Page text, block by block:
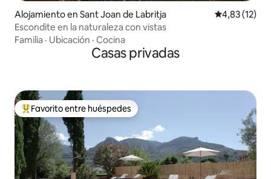
Alojamiento en Sant Joan de Labritja Calificación
4,83 (12)
Escondite en la naturaleza con vistas
Familia · Ubicación · Cocina
Casas privadas
Favorito entre los huéspedes más destacados
Favorito entre huéspedes